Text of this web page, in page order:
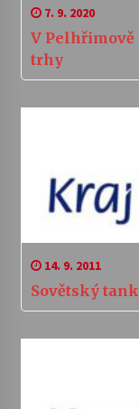
7. 9. 2020
V
trhy
14. 9. 2011
Sovětský